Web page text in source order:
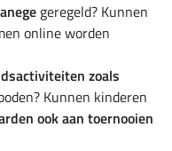
geregeld? Kunnen
online worden
zoals
Kunnen kinderen
ook aan toernooien